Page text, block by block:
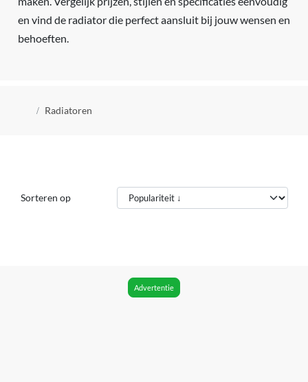
en vind de radiator die perfect aansluit bij jouw wensen en
behoeften.
Kruimelpad
Radiatoren
Sorteren op
Advertentie